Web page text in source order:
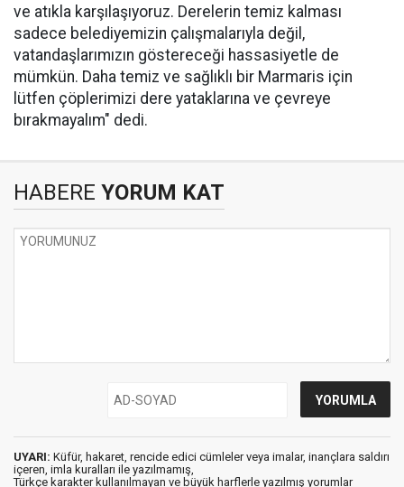
ve atıkla karşılaşıyoruz. Derelerin temiz kalması
sadece belediyemizin çalışmalarıyla değil,
vatandaşlarımızın göstereceği hassasiyetle de
mümkün. Daha temiz ve sağlıklı bir Marmaris için
lütfen çöplerimizi dere yataklarına ve çevreye
bırakmayalım" dedi.
HABERE YORUM KAT
UYARI: Küfür, hakaret, rencide edici cümleler veya imalar, inançlara saldırı
içeren, imla kuralları ile yazılmamış,
Türkçe karakter kullanılmayan ve büyük harflerle yazılmış yorumlar